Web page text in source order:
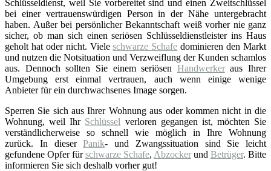
Schlüsseldienst, weil Sie vorbereitet sind und einen Zweitschlüssel
bei einer vertrauenswürdigen Person in der Nähe untergebracht
haben. Außer bei persönlicher Bekanntschaft weiß vorher nie ganz
sicher, ob man sich einen seriösen Schlüsseldienstleister ins Haus
geholt hat oder nicht. Vieleschwarze Schafe dominieren den Markt
und nutzen die Notsituation und Verzweiflung der Kunden schamlos
aus. Dennoch sollten Sie einem seriösen Handwerkeraus Ihrer
Umgebung erst einmal vertrauen, auch wenn einige wenige
Anbieter für ein durchwachsenes Image sorgen.
Sperren Sie sich aus Ihrer Wohnung aus oder kommen nicht in die
Wohnung, weil Ihr Schlüssel verloren gegangen ist, möchten Sie
verständlicherweise so schnell wie möglich in Ihre Wohnung
zurück. In dieserPanik- und Zwangssituation sind Sie leicht
gefundene Opfer fürschwarze Schafe, Abzocker und Betrüger. Bitte
informieren Sie sich deshalb vorher gut!